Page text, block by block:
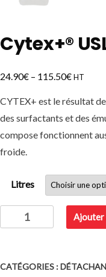
Cytex+®
24.90€ – 115.50€HT
CYTEX+ est le résultat
des surfactants et des
compose fonctionnent
froide.
Litres
quantité
de
Ajouter
CATÉGORIES :